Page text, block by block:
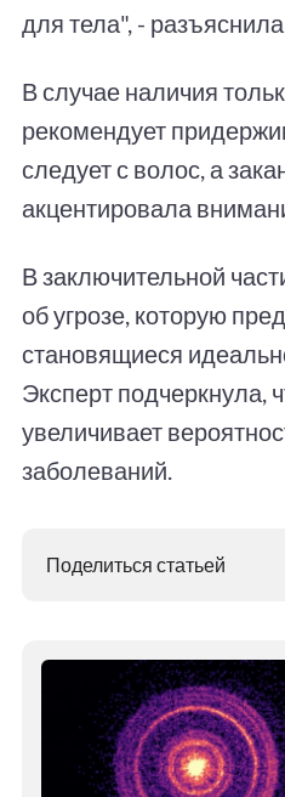
для тела", -
В случае наличия
рекомендует
следует с волос, а
акцентировала
В заключительной
об угрозе, которую
становящиеся
Эксперт подчеркнула,
увеличивает
заболеваний.
Поделиться статьей